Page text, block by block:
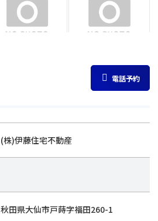
電話予約
(株)伊藤住宅不動産
秋田県大仙市戸蒔字福田260-1